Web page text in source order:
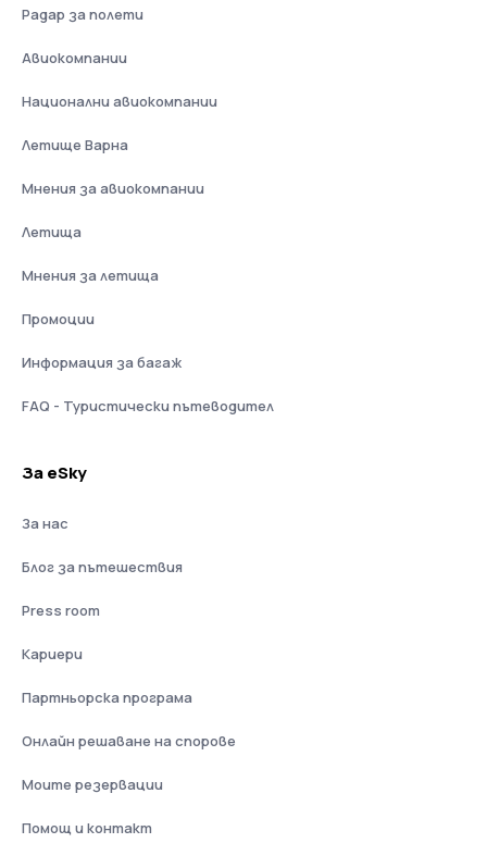
Радар за полети
Авиокомпании
Национални авиокомпании
Летище Варна
Мнения за авиокомпании
Летища
Мнения за летища
Промоции
Информация за багаж
FAQ - Туристически пътеводител
За eSky
За нас
Блог за пътешествия
Press room
Кариери
Партньорска програма
Онлайн решаване на спорове
Моите резервации
Помощ и контакт